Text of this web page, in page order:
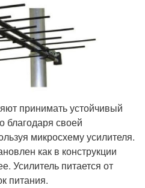
принимать устойчивый
благодаря своей
микросхему усилителя.
как в конструкции
Усилитель питается от
питания.